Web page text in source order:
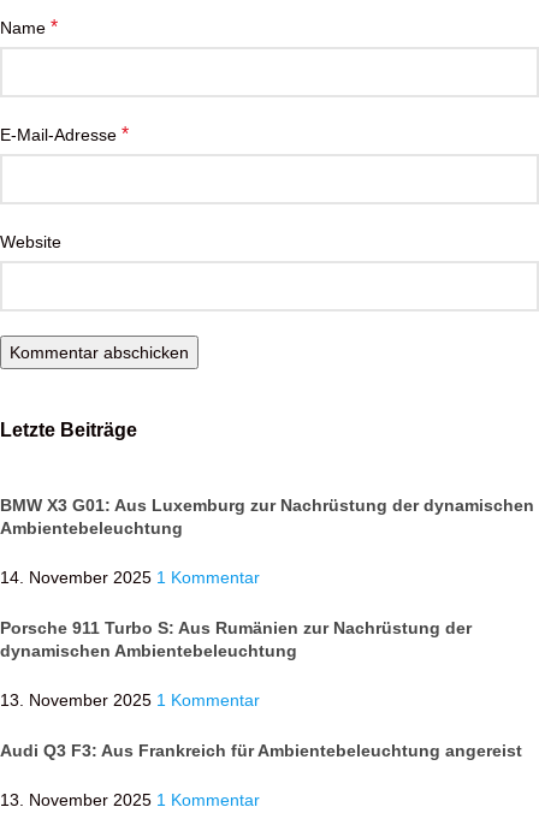
Name *
E-Mail-Adresse *
Website
Letzte Beiträge
BMW X3 G01: Aus Luxemburg zur Nachrüstung der dynamischen
Ambientebeleuchtung
14. November 2025 1 Kommentar
Porsche 911 Turbo S: Aus Rumänien zur Nachrüstung der
dynamischen Ambientebeleuchtung
13. November 2025 1 Kommentar
Audi Q3 F3: Aus Frankreich für Ambientebeleuchtung angereist
13. November 2025 1 Kommentar